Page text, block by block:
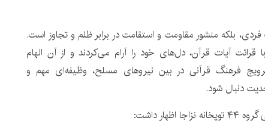
فردی، بلکه منشور مقاومت و استقامت در برابر ظلم و تجاوز است.
قرائت آیات قرآن، دل‌های خود را آرام می‌کردند و از آن الهام
ترویج فرهنگ قرآنی در بین نیروهای مسلح، وظیفه‌ای مهم و
دنبال شود.
داشت: